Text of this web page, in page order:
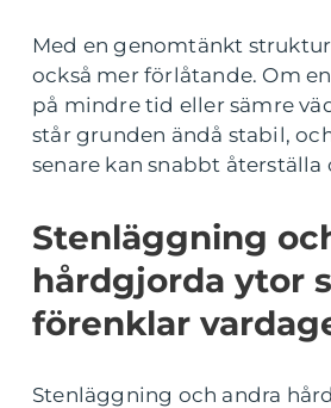
Med en genomtänkt
också mer förlåtande. Om
på mindre tid eller sämre
står grunden ändå stabil,
senare kan snabbt återställa
Stenläggning
hårdgjorda ytor
förenklar
Stenläggning och andra